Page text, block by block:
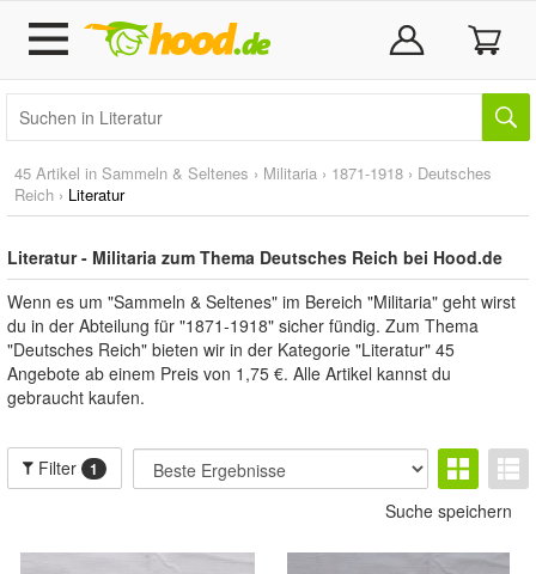
45 Artikel in Sammeln & Seltenes › Militaria › 1871-1918 › Deutsches
Reich › Literatur
Literatur - Militaria zum Thema Deutsches Reich bei Hood.de
Wenn es um "Sammeln & Seltenes" im Bereich "Militaria" geht wirst
du in der Abteilung für "1871-1918" sicher fündig. Zum Thema
"Deutsches Reich" bieten wir in der Kategorie "Literatur" 45
Angebote ab einem Preis von 1,75 €. Alle Artikel kannst du
gebraucht kaufen.
Filter 1
Suche speichern